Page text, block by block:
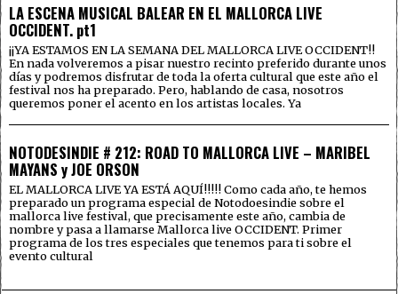
LA ESCENA MUSICAL BALEAR EN EL MALLORCA LIVE
OCCIDENT. pt1
¡¡YA ESTAMOS EN LA SEMANA DEL MALLORCA LIVE OCCIDENT!!
En nada volveremos a pisar nuestro recinto preferido durante unos
días y podremos disfrutar de toda la oferta cultural que este año el
festival nos ha preparado. Pero, hablando de casa, nosotros
queremos poner el acento en los artistas locales. Ya
NOTODESINDIE # 212: ROAD TO MALLORCA LIVE – MARIBEL
MAYANS y JOE ORSON
EL MALLORCA LIVE YA ESTÁ AQUÍ!!!!! Como cada año, te hemos
preparado un programa especial de Notodoesindie sobre el
mallorca live festival, que precisamente este año, cambia de
nombre y pasa a llamarse Mallorca live OCCIDENT. Primer
programa de los tres especiales que tenemos para ti sobre el
evento cultural